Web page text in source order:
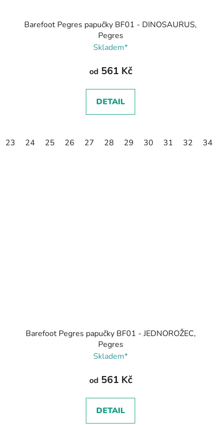
Barefoot Pegres papučky BF01 - DINOSAURUS,
Pegres
Skladem*
od 561 Kč
DETAIL
23 24 25 26 27 28 29 30 31 32 34
Barefoot Pegres papučky BF01 - JEDNOROŽEC,
Pegres
Skladem*
od 561 Kč
DETAIL